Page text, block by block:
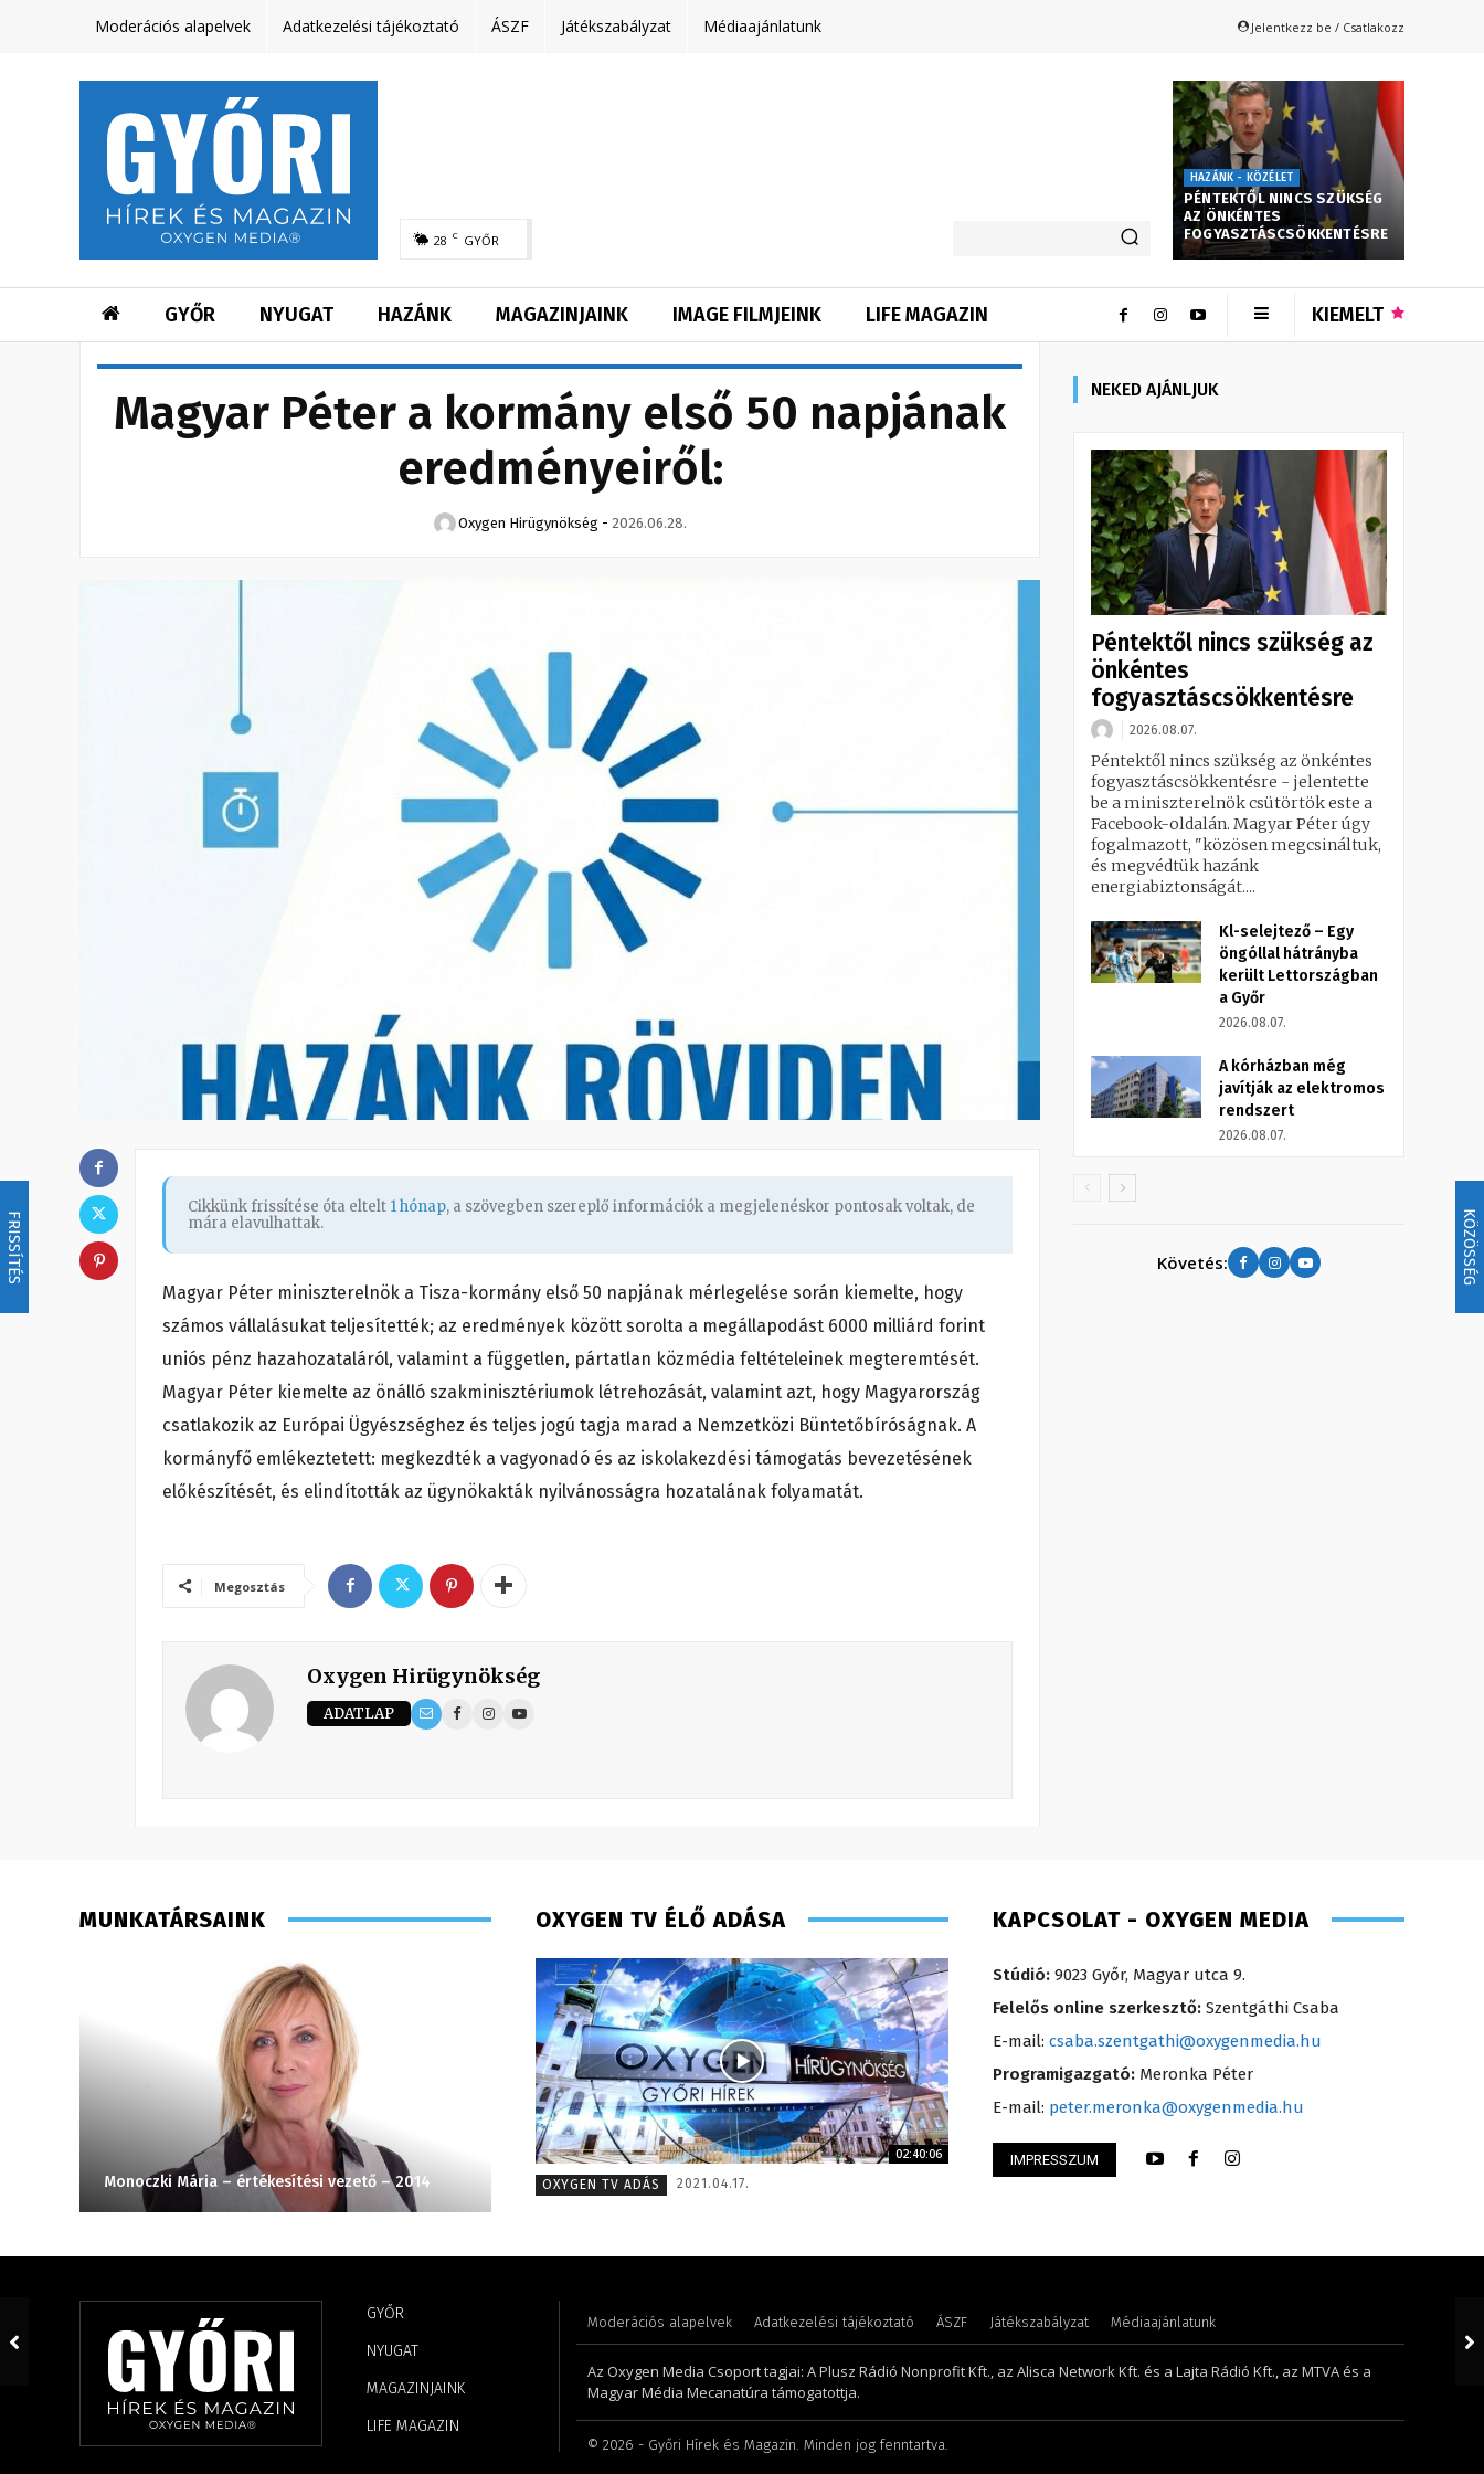
FRISSÍTÉS KÖZÖSSÉG
Moderációs alapelvek Adatkezelési tájékoztató ÁSZF Játékszabályzat Médiaajánlatunk Jelentkezz be / Csatlakozz
28 C GYŐR
HAZÁNK - KÖZÉLET
PÉNTEKTŐL NINCS SZÜKSÉG
AZ ÖNKÉNTES
FOGYASZTÁSCSÖKKENTÉSRE
GYŐR NYUGAT HAZÁNK MAGAZINJAINK IMAGE FILMJEINK LIFE MAGAZIN KIEMELT
Magyar Péter a kormány első 50 napjának
eredményeiről:
Oxygen Hirügynökség - 2026.06.28.
Cikkünk frissítése óta eltelt 1 hónap, a szövegben szereplő információk a megjelenéskor pontosak voltak, de
mára elavulhattak.
Magyar Péter miniszterelnök a Tisza-kormány első 50 napjának mérlegelése során kiemelte, hogy
számos vállalásukat teljesítették; az eredmények között sorolta a megállapodást 6000 milliárd forint
uniós pénz hazahozataláról, valamint a független, pártatlan közmédia feltételeinek megteremtését.
Magyar Péter kiemelte az önálló szakminisztériumok létrehozását, valamint azt, hogy Magyarország
csatlakozik az Európai Ügyészséghez és teljes jogú tagja marad a Nemzetközi Büntetőbíróságnak. A
kormányfő emlékeztetett: megkezdték a vagyonadó és az iskolakezdési támogatás bevezetésének
előkészítését, és elindították az ügynökakták nyilvánosságra hozatalának folyamatát.
Megosztás
Oxygen Hirügynökség
ADATLAP
NEKED AJÁNLJUK
Péntektől nincs szükség az
önkéntes
fogyasztáscsökkentésre
2026.08.07.
Péntektől nincs szükség az önkéntes
fogyasztáscsökkentésre - jelentette
be a miniszterelnök csütörtök este a
Facebook-oldalán. Magyar Péter úgy
fogalmazott, "közösen megcsináltuk,
és megvédtük hazánk
energiabiztonságát....
Kl-selejtező – Egy
öngóllal hátrányba
került Lettországban
a Győr
2026.08.07.
A kórházban még
javítják az elektromos
rendszert
2026.08.07.
Követés:
MUNKATÁRSAINK
Monoczki Mária – értékesítési vezető – 2014 Farkasdi Gyula – technikus – 1996 Meronka Péter – programigazgató – 2008
OXYGEN TV ÉLŐ ADÁSA
02:40:06
OXYGEN TV ADÁS
2021.04.17.
KAPCSOLAT - OXYGEN MEDIA
Stúdió: 9023 Győr, Magyar utca 9.
Felelős online szerkesztő: Szentgáthi Csaba
E-mail: csaba.szentgathi@oxygenmedia.hu
Programigazgató: Meronka Péter
E-mail: peter.meronka@oxygenmedia.hu
IMPRESSZUM
GYŐR
NYUGAT
MAGAZINJAINK
LIFE MAGAZIN
Moderációs alapelvek Adatkezelési tájékoztató ÁSZF Játékszabályzat Médiaajánlatunk
Az Oxygen Media Csoport tagjai: A Plusz Rádió Nonprofit Kft., az Alisca Network Kft. és a Lajta Rádió Kft., az MTVA és a
Magyar Média Mecanatúra támogatottja.
© 2026 - Győri Hírek és Magazin. Minden jog fenntartva.